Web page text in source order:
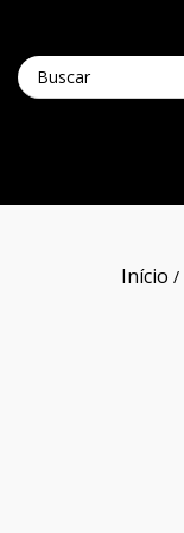
Início /